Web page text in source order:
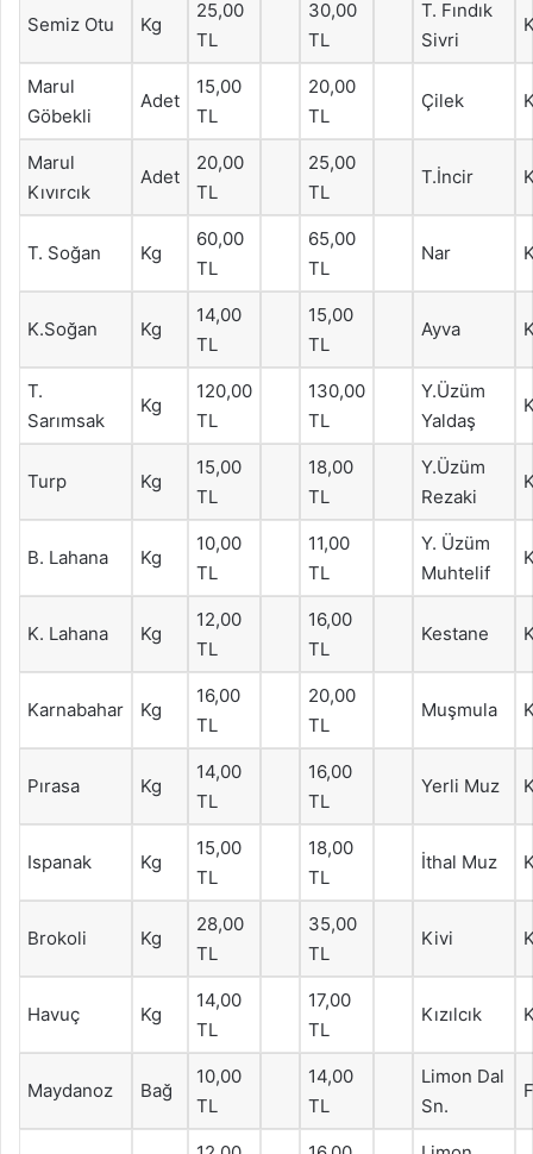
Semiz Otu Kg
25,00
TL
30,00
TL
T. Fındık
Sivri
Marul
Göbekli
Adet
15,00
TL
20,00
TL
Çilek
Marul
Kıvırcık
Adet
20,00
TL
25,00
TL
T.İncir
T. Soğan Kg
60,00
TL
65,00
TL
Nar
K.Soğan Kg
14,00
TL
15,00
TL
Ayva
T.
Sarımsak
Kg
120,00
TL
130,00
TL
Y.Üzüm
Yaldaş
Turp Kg
15,00
TL
18,00
TL
Y.Üzüm
Rezaki
B. Lahana Kg
10,00
TL
11,00
TL
Y. Üzüm
Muhtelif
K. Lahana Kg
12,00
TL
16,00
TL
Kestane
Karnabahar Kg
16,00
TL
20,00
TL
Muşmula
Pırasa Kg
14,00
TL
16,00
TL
Yerli Muz
Ispanak Kg
15,00
TL
18,00
TL
İthal Muz
Brokoli Kg
28,00
TL
35,00
TL
Kivi
Havuç Kg
14,00
TL
17,00
TL
Kızılcık
Maydanoz Bağ
10,00
TL
14,00
TL
Limon Dal
Sn.